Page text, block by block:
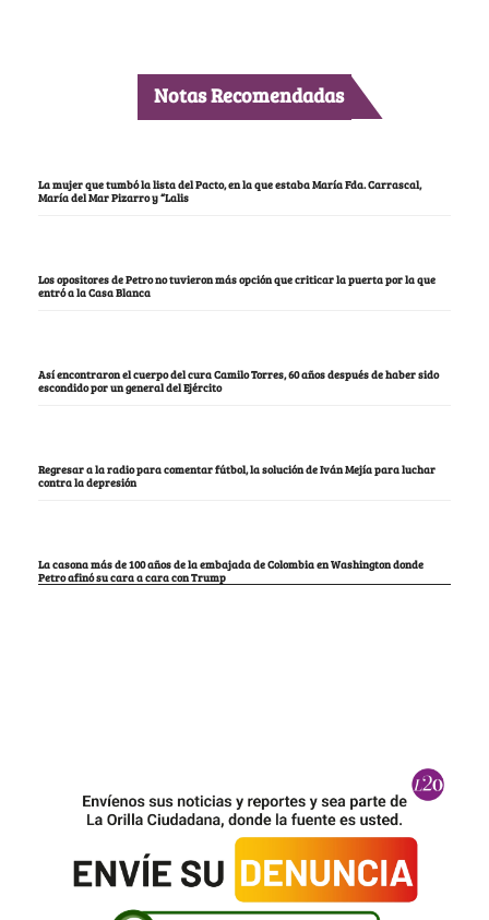
Notas Recomendadas
La mujer que tumbó la lista del Pacto, en la que estaba María Fda. Carrascal,
María del Mar Pizarro y “Lalis
Los opositores de Petro no tuvieron más opción que criticar la puerta por la que
entró a la Casa Blanca
Así encontraron el cuerpo del cura Camilo Torres, 60 años después de haber sido
escondido por un general del Ejército
Regresar a la radio para comentar fútbol, la solución de Iván Mejía para luchar
contra la depresión
La casona más de 100 años de la embajada de Colombia en Washington donde
Petro afinó su cara a cara con Trump